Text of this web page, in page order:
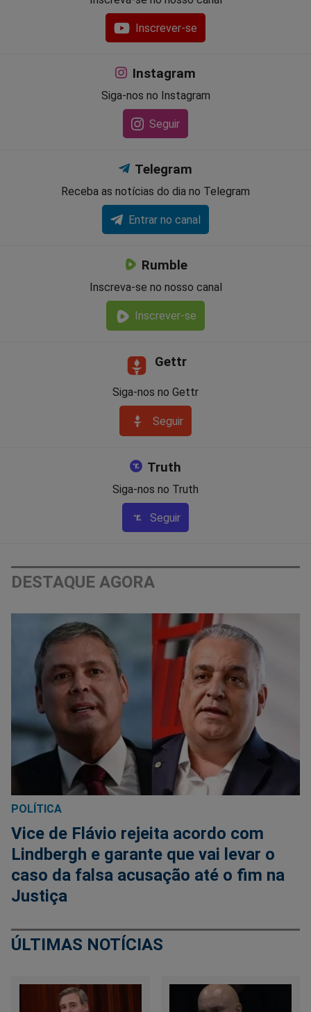
Inscrever-se
Instagram
Siga-nos no Instagram
Seguir
Telegram
Receba as notícias do dia no Telegram
Entrar no canal
Rumble
Inscreva-se no nosso canal
Inscrever-se
Gettr
Siga-nos no Gettr
Seguir
Truth
Siga-nos no Truth
Seguir
DESTAQUE AGORA
POLÍTICA
Vice de Flávio rejeita acordo com
Lindbergh e garante que vai levar o
caso da falsa acusação até o fim na
Justiça
ÚLTIMAS NOTÍCIAS